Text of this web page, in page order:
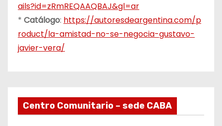
ails?id=zRmREQAAQBAJ&gl=ar
* Catálogo: https://autoresdeargentina.com/p
roduct/la-amistad-no-se-negocia-gustavo-
javier-vera/
Centro Comunitario – sede CABA